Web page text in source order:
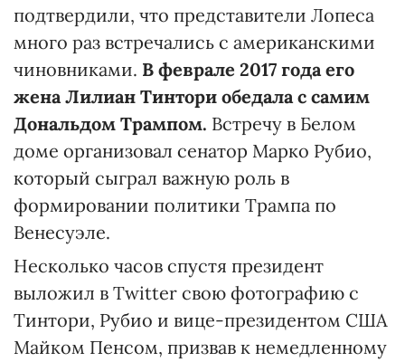
подтвердили, что представители Лопеса
много раз встречались с американскими
чиновниками. В феврале 2017 года его
жена Лилиан Тинтори обедала с самим
Дональдом Трампом. Встречу в Белом
доме организовал сенатор Марко Рубио,
который сыграл важную роль в
формировании политики Трампа по
Венесуэле.
Несколько часов спустя президент
выложил в Twitter свою фотографию с
Тинтори, Рубио и вице-президентом США
Майком Пенсом, призвав к немедленному